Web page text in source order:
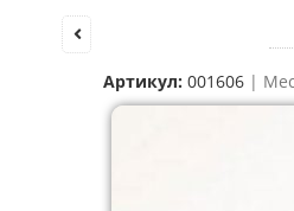
Артикул: 001606 |